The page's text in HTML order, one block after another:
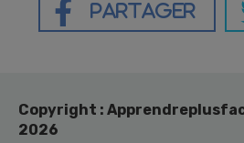
Partager
Copyright :
2026